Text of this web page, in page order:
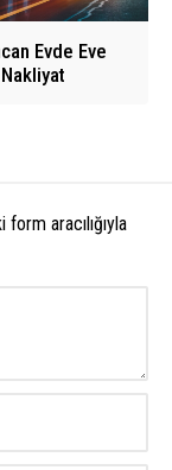
Evde Eve
Nakliyat
aracılığıyla